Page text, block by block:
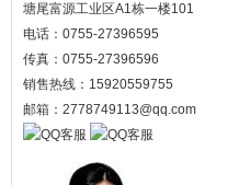
塘尾富源工业区A1栋一楼101
电话：0755-27396595
传真：0755-27396596
销售热线：15920559755
邮箱：2778749113@qq.com